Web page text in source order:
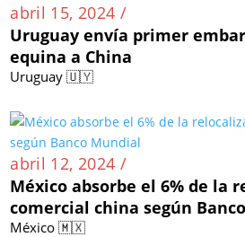
abril 15, 2024 /
Uruguay envía primer
equina a China
Uruguay 🇺🇾
abril 12, 2024 /
México absorbe el 6% de la
comercial china según
México 🇲🇽